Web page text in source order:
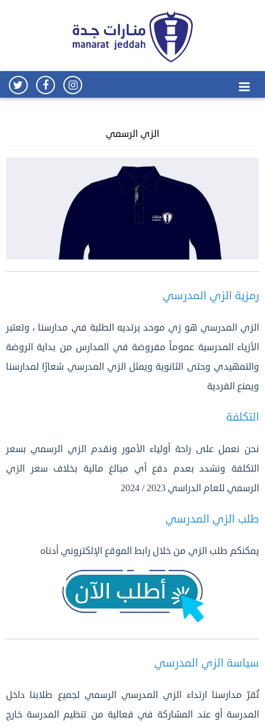
الزي الرسمي
رمزية الزي المدرسي
الزي المدرسي هو زي موحد يرتديه الطلبة في مدارسنا ، وتعتبر
الأزياء المدرسية عموماً مفروضة في المدارس من بداية الروضة
والتمهيدي وحتى الثانوية ويمثل الزي المدرسي شعارًا لمدارسنا
ويمنع الفردية
التكلفة
نحن نعمل على راحة أولياء الأمور ونقدم الزي الرسمي بسعر
التكلفة ونشدد بعدم دفع أي مبالغ مالية بخلاف سعر الزي
الرسمي للعام الدراسي 2023 / 2024
طلب الزي المدرسي
يمكنكم طلب الزي من خلال رابط الموقع الإلكتروني أدناه
سياسة الزي المدرسي
تُقرّ مدارسنا ارتداء الزي المدرسي الرسمي لجميع طلابنا داخل
المدرسة أو عند المشاركة في فعالية من تنظيم المدرسة خارج